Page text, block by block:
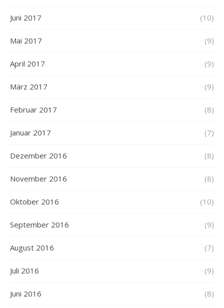
Juni 2017 (10)
Mai 2017 (9)
April 2017 (9)
März 2017 (9)
Februar 2017 (8)
Januar 2017 (7)
Dezember 2016 (8)
November 2016 (8)
Oktober 2016 (10)
September 2016 (9)
August 2016 (7)
Juli 2016 (9)
Juni 2016 (8)